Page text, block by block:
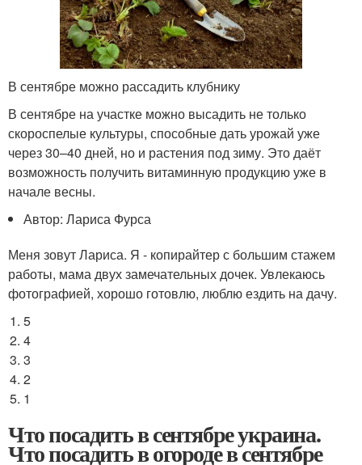
В сентябре можно рассадить клубнику
В сентябре на участке можно высадить не только
скороспелые культуры, способные дать урожай уже
через 30–40 дней, но и растения под зиму. Это даёт
возможность получить витаминную продукцию уже в
начале весны.
Автор: Лариса Фурса
Меня зовут Лариса. Я - копирайтер с большим стажем
работы, мама двух замечательных дочек. Увлекаюсь
фотографией, хорошо готовлю, люблю ездить на дачу.
5
4
3
2
1
Что посадить в сентябре украина.
Что посадить в огороде в сентябре